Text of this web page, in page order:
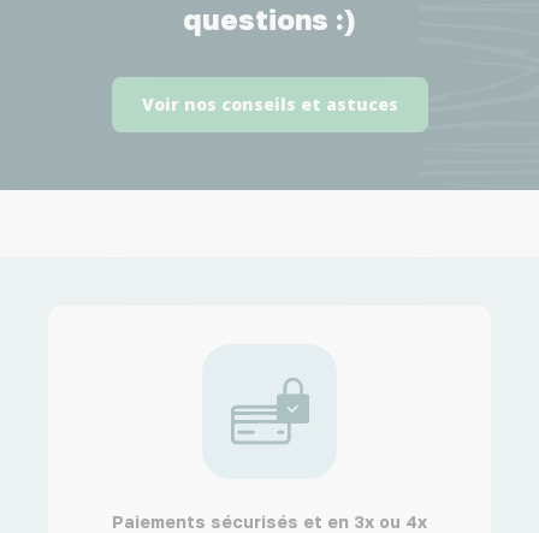
questions :)
Voir nos conseils et astuces
Paiements sécurisés et en 3x ou 4x